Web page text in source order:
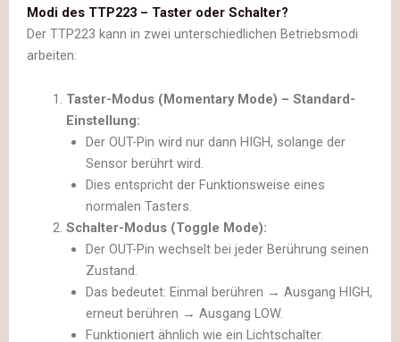
Modi des TTP223 – Taster oder Schalter?
Der TTP223 kann in zwei unterschiedlichen Betriebsmodi
arbeiten:
Taster-Modus (Momentary Mode) – Standard-
Einstellung:
Der OUT-Pin wird nur dann HIGH, solange der
Sensor berührt wird.
Dies entspricht der Funktionsweise eines
normalen Tasters.
Schalter-Modus (Toggle Mode):
Der OUT-Pin wechselt bei jeder Berührung seinen
Zustand.
Das bedeutet: Einmal berühren → Ausgang HIGH,
erneut berühren → Ausgang LOW.
Funktioniert ähnlich wie ein Lichtschalter.